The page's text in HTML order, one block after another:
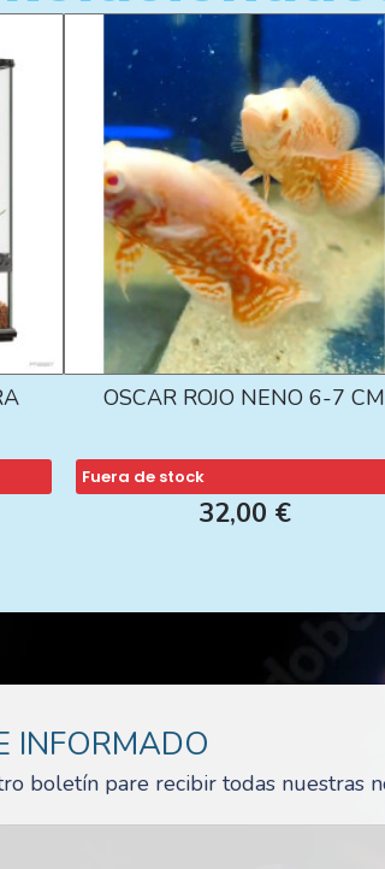
OSCAR ROJO NENO 6-7 CM
Fuera de stock
32,00 €
INFORMADO
boletín pare recibir todas nuestras